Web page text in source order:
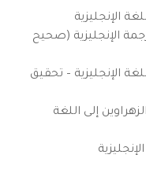
الإنجليزية
الإنجليزية (صحيح
الإنجليزية – تحقيق
إلى اللغة